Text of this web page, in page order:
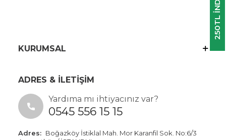
KURUMSAL
ADRES & İLETİŞİM
Yardıma mı ihtiyacınız var?
0545 556 15 15
Adres: Boğazköy İstiklal Mah. Mor Karanfil Sok. No:6/3